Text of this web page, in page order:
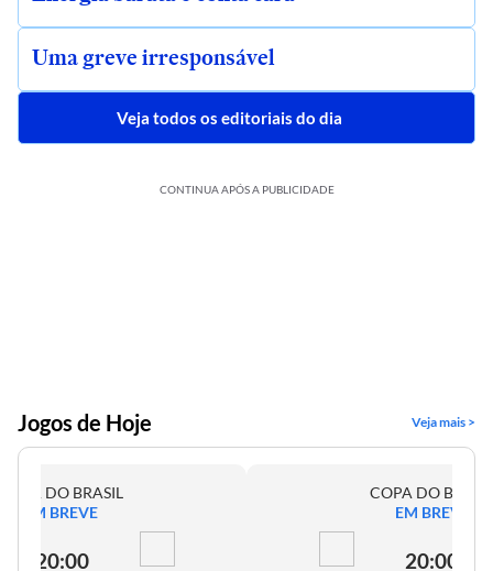
Uma greve irresponsável
Veja todos os editoriais do dia
CONTINUA APÓS A PUBLICIDADE
Jogos de Hoje Veja mais >
DO BRASIL
EM BREVE
20:00
COPA DO
EM BREVE
20:00